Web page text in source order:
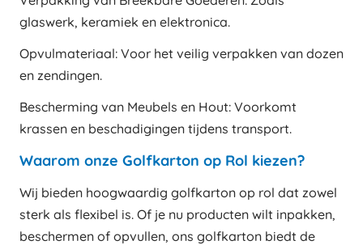
glaswerk, keramiek en elektronica.
Opvulmateriaal: Voor het veilig verpakken van dozen
en zendingen.
Bescherming van Meubels en Hout: Voorkomt
krassen en beschadigingen tijdens transport.
Waarom onze Golfkarton op Rol kiezen?
Wij bieden hoogwaardig golfkarton op rol dat zowel
sterk als flexibel is. Of je nu producten wilt inpakken,
beschermen of opvullen, ons golfkarton biedt de